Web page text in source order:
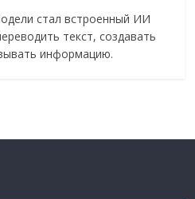
стал встроенный ИИ
текст, создавать
информацию.